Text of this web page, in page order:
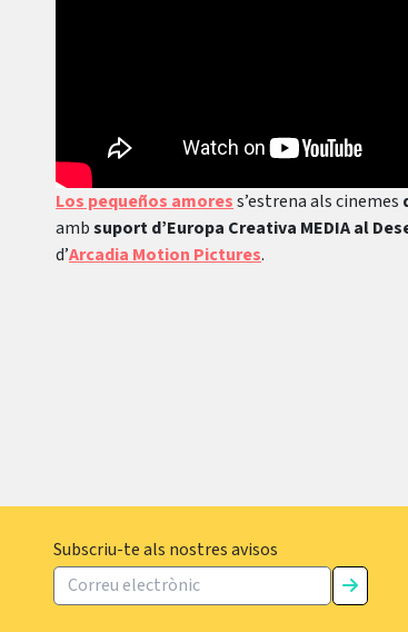
Los pequeños amoress’estrena als cinemes
ambsuport d’Europa Creativa MEDIA al
d’Arcadia Motion Pictures.
Subscriu-te als nostres avisos